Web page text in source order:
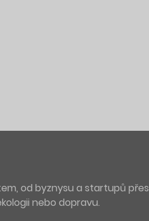
od byznysu a startupů přes
nebo dopravu.